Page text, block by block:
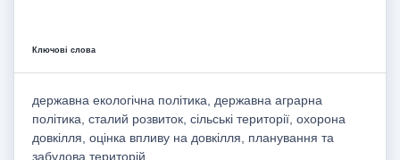
Ключові слова
державна екологічна політика, державна аграрна
політика, сталий розвиток, сільські території, охорона
довкілля, оцінка впливу на довкілля, планування та
забудова територій